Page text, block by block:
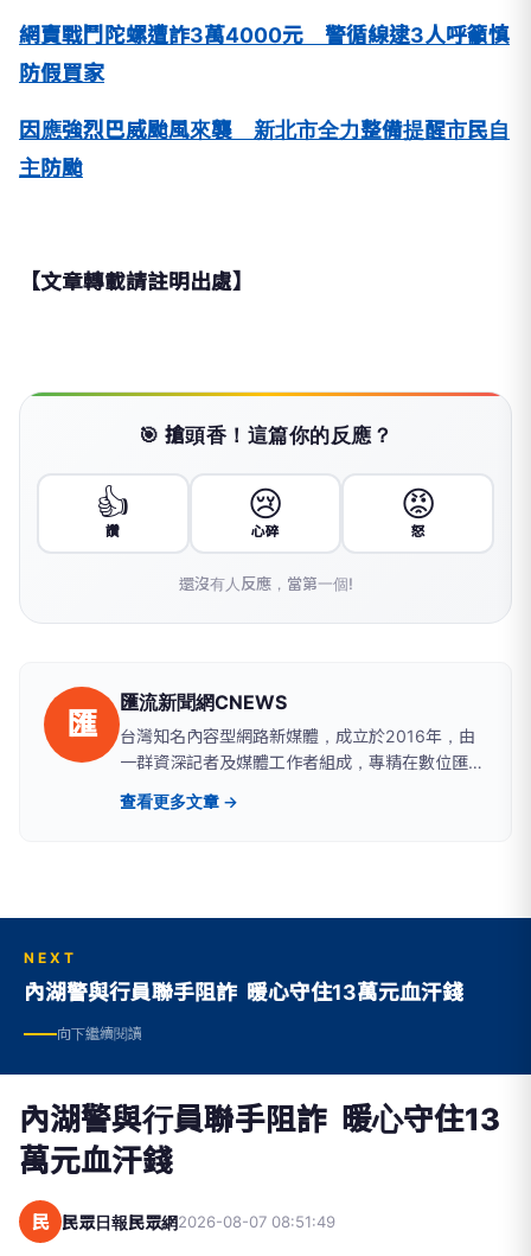
網賣戰鬥陀螺遭詐3萬4000元 警循線逮3人呼籲慎
防假買家
因應強烈巴威颱風來襲 新北市全力整備提醒市民自
主防颱
【文章轉載請註明出處】
🎯 搶頭香！這篇你的反應？
👍
讚
😢
心碎
😡
怒
還沒有人反應，當第一個!
匯
匯流新聞網CNEWS
台灣知名內容型網路新媒體，成立於2016年，由
一群資深記者及媒體工作者組成，專精在數位匯
流、醫藥生活、網路科技、政治民調、新能源及金
融財經等領域。新聞擴散平台包括雅虎、google
查看更多文章 →
NEXT
內湖警與行員聯手阻詐 暖心守住13萬元血汗錢
向下繼續閱讀
內湖警與行員聯手阻詐 暖心守住13
萬元血汗錢
民 民眾日報民眾網2026-08-07 08:51:49